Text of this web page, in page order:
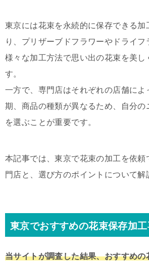
東京には花束を永続的に保存できる加
り、プリザーブドフラワーやドライ
様々な加工方法で思い出の花束を美し
す。
一方で、専門店はそれぞれの店舗によ
期、商品の種類が異なるため、自分の
を選ぶことが重要です。
本記事では、東京で花束の加工を依頼
門店と、選び方のポイントについて解
東京でおすすめの花束保存加
当サイトが調査した結果、おすすめの